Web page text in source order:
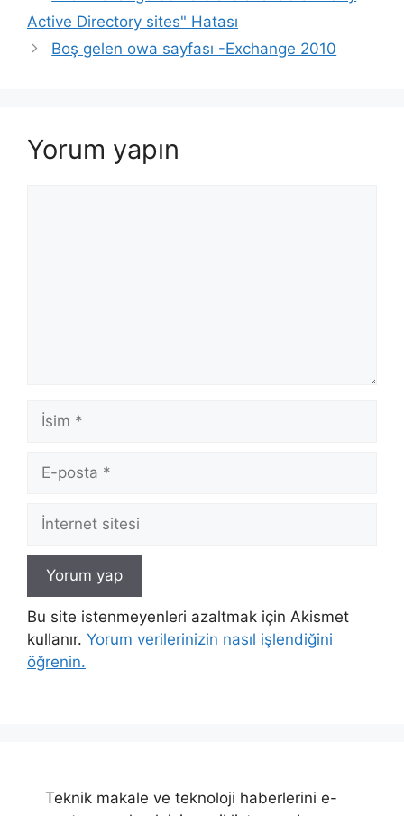
Active Directory sites" Hatası
Boş gelen owa sayfası -Exchange 2010
Yorum yapın
İsim
posta
İnternet
Bu site istenmeyenleri azaltmak için Akismet
kullanır. Yorum verilerinizin nasıl işlendiğini
öğrenin.
Teknik makale ve teknoloji haberlerini e-